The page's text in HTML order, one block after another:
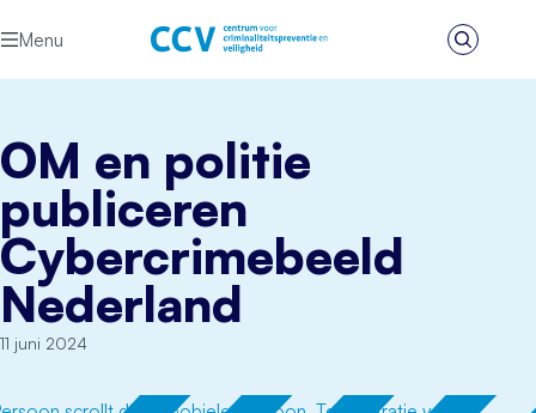
Menu
Zoeken
OM en politie
publiceren
Cybercrimebeeld
Nederland
11 juni 2024